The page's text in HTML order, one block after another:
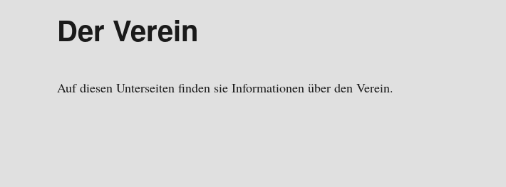
Der Verein
Auf diesen Unterseiten finden sie Informationen über den Verein.